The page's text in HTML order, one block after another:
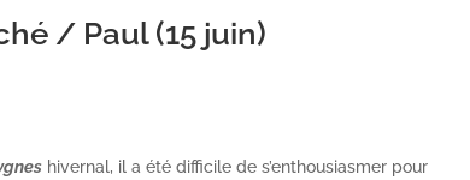
/ Paul (15 juin)
hivernal, il a été difficile de s’enthousiasmer pour